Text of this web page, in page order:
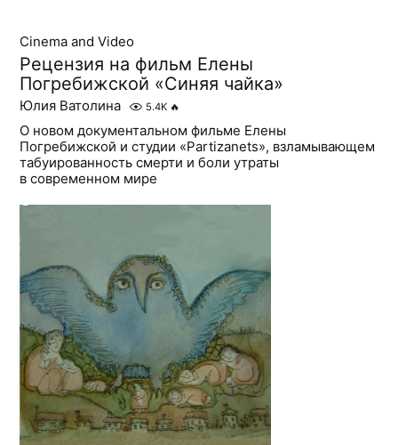
Cinema and Video
Рецензия на фильм Елены
Погребижской «Синяя чайка»
Юлия Ватолина 5.4K 🔥
О новом документальном фильме Елены
Погребижской и студии «Partizanets», взламывающем
табуированность смерти и боли утраты
в современном мире